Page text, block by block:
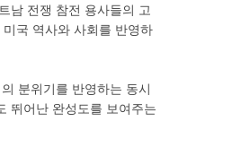
남 전쟁 참전 용사들의 고
국 역사와 사회를 반영하
분위기를 반영하는 동시
뛰어난 완성도를 보여주는